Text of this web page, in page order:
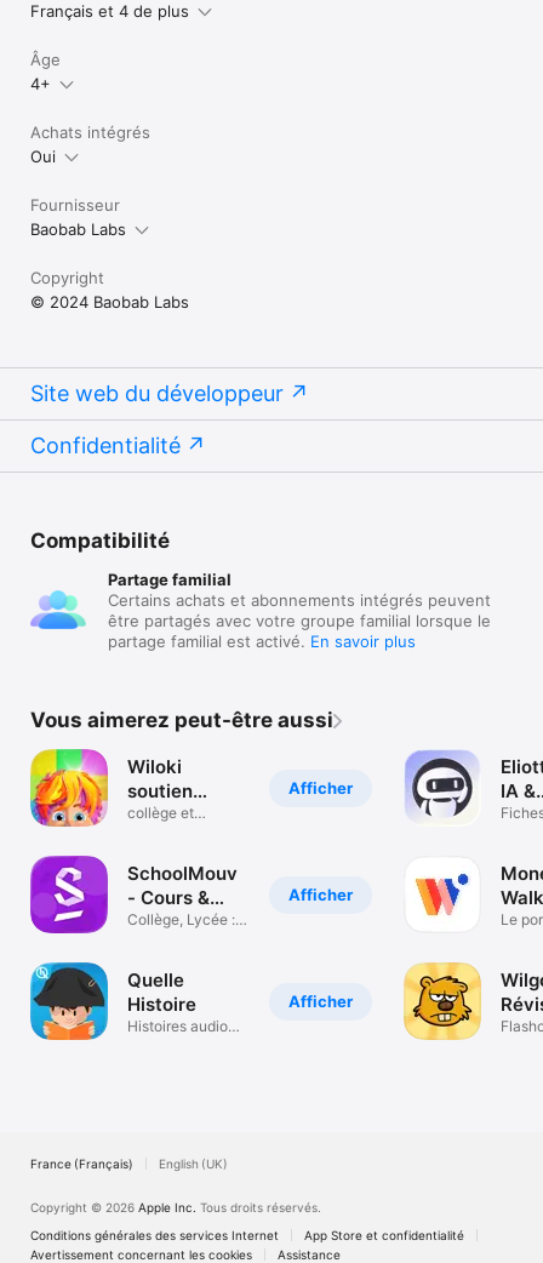
Français et 4 de plus
Âge
4+
Achats intégrés
Oui
Fournisseur
Baobab Labs
Copyright
© 2024 Baobab Labs
Site web du développeur
Confidentialité
Compatibilité
Partage familial
Certains achats et abonnements intégrés peuvent
être partagés avec votre groupe familial lorsque le
partage familial est activé. En savoir plus
Vous aimerez peut-être aussi
Afficher
Wiloki
soutien
scolaire
collège et
Afficher
SchoolMouv
- Cours &
révisions
Collège, Lycée :
Afficher
Quelle
Histoire
Histoires audio
IA &
Le
France (Français) English (UK)
Copyright © 2026 Apple Inc. Tous droits réservés.
Conditions générales des services Internet
App Store et confidentialité
Avertissement concernant les cookies
Assistance